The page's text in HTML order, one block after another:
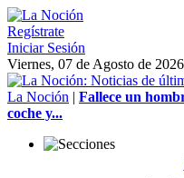
Regístrate
Iniciar Sesión
Viernes, 07 de Agosto de
La Noción | Fallece un
coche y...